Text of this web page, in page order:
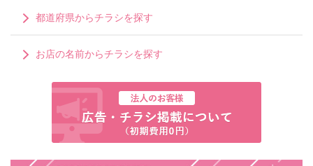
都道府県からチラシを探す
お店の名前からチラシを探す